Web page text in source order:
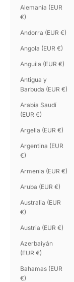
Alemania (EUR
€)
Andorra (EUR €)
Angola (EUR €)
Anguila (EUR €)
Antigua y
Barbuda (EUR €)
Arabia Saudí
(EUR €)
Argelia (EUR €)
Argentina (EUR
€)
Armenia (EUR €)
Aruba (EUR €)
Australia (EUR
€)
Austria (EUR €)
Azerbaiyán
(EUR €)
Bahamas (EUR
€)